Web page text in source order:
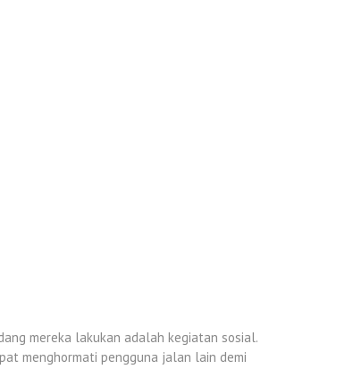
mereka lakukan adalah kegiatan sosial.
menghormati pengguna jalan lain demi